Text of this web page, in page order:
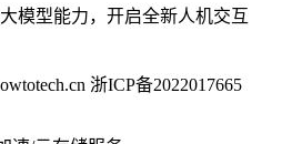
模型能力，开启全新人机交互
浙ICP备2022017665